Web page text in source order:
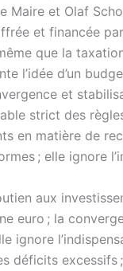
Maire et Olaf
et financée
que la
l’idée d’un
et
strict des
en matière de
; elle ignore
aux
euro ; la
ignore
déficits